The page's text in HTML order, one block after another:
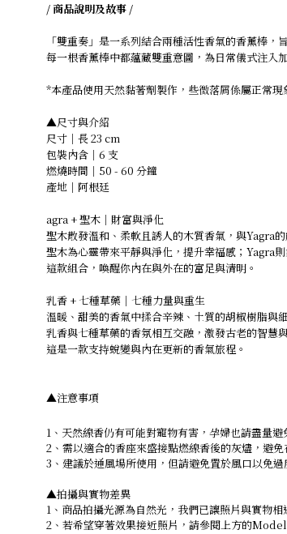
/ 商品說明及故事 /
「雙重奏」是一系列結合兩種活性香氣的香薰棒，
每一根香薰棒中都蘊藏雙重意圖，為日常儀式注入
*本產品使用天然黏著劑製作，些微落屑係屬正常現
▲尺寸與介紹
尺寸｜長 23 cm
包裝內含｜6 支
燃燒時間｜50 - 60 分鐘
產地｜阿根廷
agra + 聖木｜財富與淨化
聖木散發溫和、柔軟且誘人的木質香氣，與Yagra
聖木為心靈帶來平靜與淨化，提升幸福感；Yagra
這款組合，喚醒你內在與外在的富足與清明。
乳香 + 七種草藥｜七種力量與重生
溫暖、甜美的香氣中揉合辛辣、土質的胡椒樹脂與
乳香與七種草藥的香氛相互交融，激發古老的智慧
這是一款支持蛻變與內在更新的香氣旅程。
▲注意事項
1、天然線香仍有可能對寵物有害，孕婦也請盡量避
2、需以適合的香座來盛接點燃線香後的灰燼，避免
3、建議於通風場所使用，但請避免置於風口以免過
▲拍攝與實物差異
1、商品拍攝光源為自然光，我們已讓照片與實物
2、若希望穿著效果接近照片，請參閱上方的